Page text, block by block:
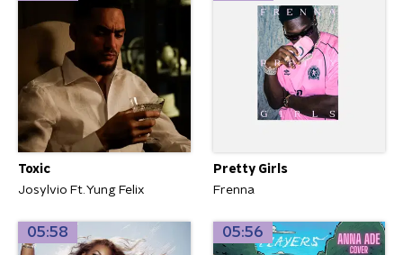
Toxic
Josylvio Ft. Yung Felix
Pretty Girls
Frenna
05:58 05:56